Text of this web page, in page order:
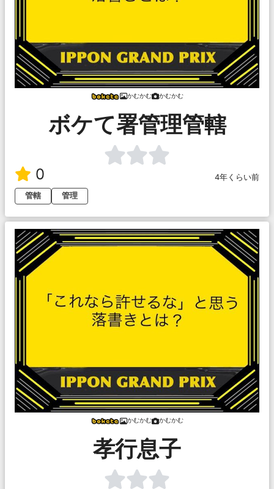
かむかむ かむかむ
ボケて署管理管轄
0
4年くらい前
管轄
管理
かむかむ かむかむ
孝行息子